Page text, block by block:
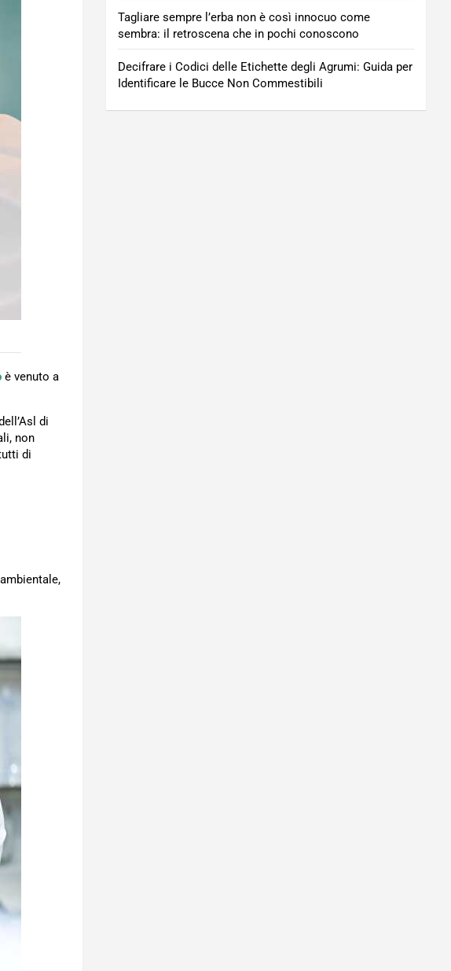
è venuto a
di
non
di
Tagliare sempre l’erba non è così innocuo come
sembra: il retroscena che in pochi conoscono
Decifrare i Codici delle Etichette degli Agrumi: Guida per
Identificare le Bucce Non Commestibili